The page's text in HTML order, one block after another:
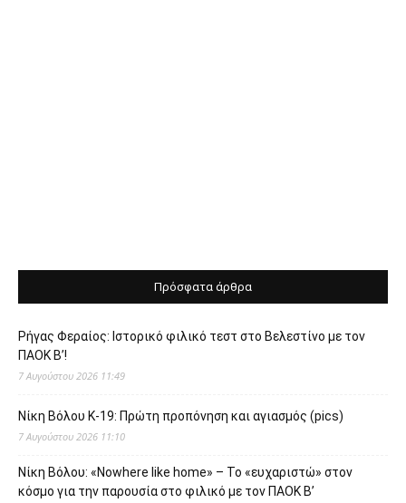
Πρόσφατα άρθρα
Ρήγας Φεραίος: Ιστορικό φιλικό τεστ στο Βελεστίνο με τον
ΠΑΟΚ Β’!
7 Αυγούστου 2026 11:49
Νίκη Βόλου Κ-19: Πρώτη προπόνηση και αγιασμός (pics)
7 Αυγούστου 2026 11:10
Νίκη Βόλου: «Nowhere like home» – Το «ευχαριστώ» στον
κόσμο για την παρουσία στο φιλικό με τον ΠΑΟΚ Β’